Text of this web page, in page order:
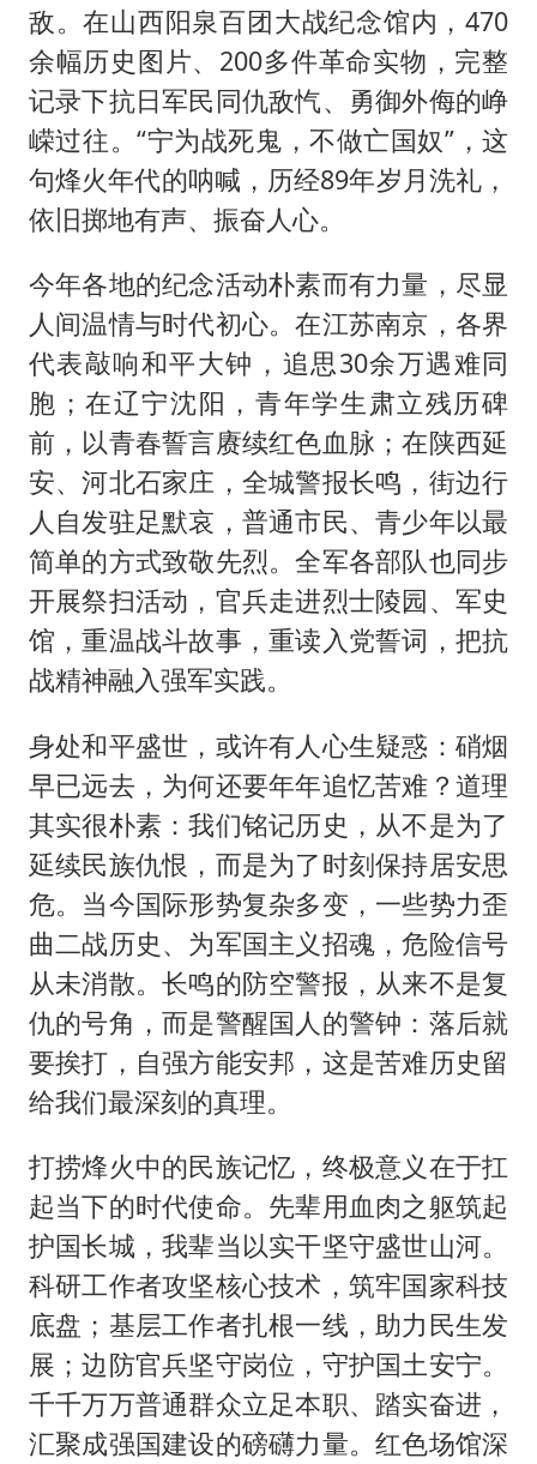
敌。在山西阳泉百团大战纪念馆内，470
余幅历史图片、200多件革命实物，完整
记录下抗日军民同仇敌忾、勇御外侮的峥
嵘过往。“宁为战死鬼，不做亡国奴”，这
句烽火年代的呐喊，历经89年岁月洗礼，
依旧掷地有声、振奋人心。
今年各地的纪念活动朴素而有力量，尽显
人间温情与时代初心。在江苏南京，各界
代表敲响和平大钟，追思30余万遇难同
胞；在辽宁沈阳，青年学生肃立残历碑
前，以青春誓言赓续红色血脉；在陕西延
安、河北石家庄，全城警报长鸣，街边行
人自发驻足默哀，普通市民、青少年以最
简单的方式致敬先烈。全军各部队也同步
开展祭扫活动，官兵走进烈士陵园、军史
馆，重温战斗故事，重读入党誓词，把抗
战精神融入强军实践。
身处和平盛世，或许有人心生疑惑：硝烟
早已远去，为何还要年年追忆苦难？道理
其实很朴素：我们铭记历史，从不是为了
延续民族仇恨，而是为了时刻保持居安思
危。当今国际形势复杂多变，一些势力歪
曲二战历史、为军国主义招魂，危险信号
从未消散。长鸣的防空警报，从来不是复
仇的号角，而是警醒国人的警钟：落后就
要挨打，自强方能安邦，这是苦难历史留
给我们最深刻的真理。
打捞烽火中的民族记忆，终极意义在于扛
起当下的时代使命。先辈用血肉之躯筑起
护国长城，我辈当以实干坚守盛世山河。
科研工作者攻坚核心技术，筑牢国家科技
底盘；基层工作者扎根一线，助力民生发
展；边防官兵坚守岗位，守护国土安宁。
千千万万普通群众立足本职、踏实奋进，
汇聚成强国建设的磅礴力量。红色场馆深